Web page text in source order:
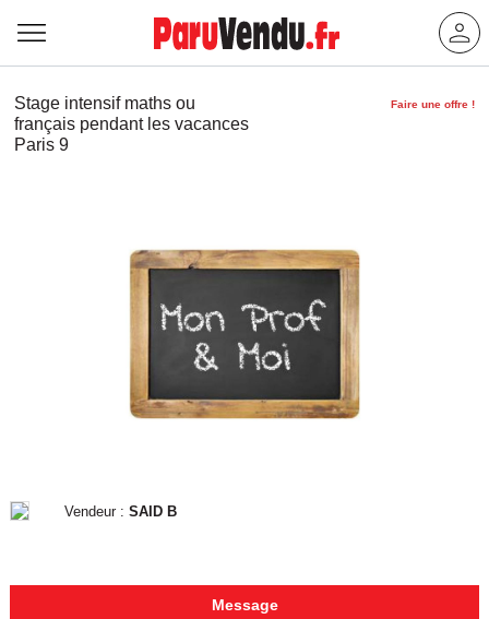
Stage intensif maths ou
français pendant les vacances
Paris 9
Faire une offre !
Vendeur : SAID B
Message